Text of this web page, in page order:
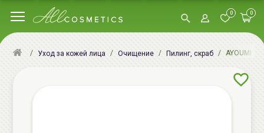
0 0
Уход за кожей лица Очищение Пилинг, скраб AYOUME